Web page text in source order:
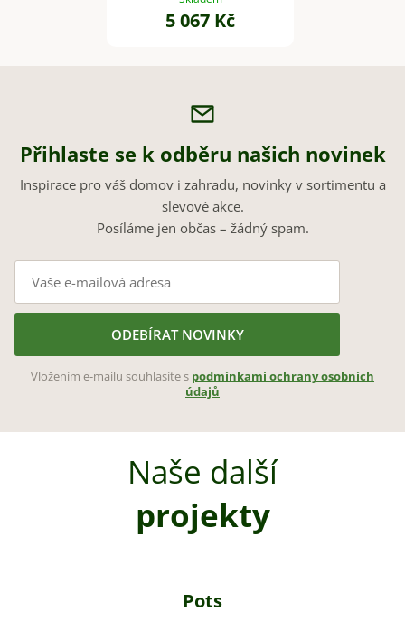
5 067 Kč
Přihlaste se k odběru našich novinek
Inspirace pro váš domov i zahradu, novinky v sortimentu a
slevové akce.
Posíláme jen občas – žádný spam.
ODEBÍRAT NOVINKY
Vložením e-mailu souhlasíte s podmínkami ochrany osobních
údajů
Naše další
projekty
Pots